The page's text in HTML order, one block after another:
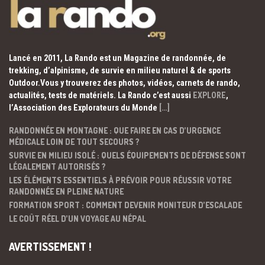
Lancé en 2011, La Rando est un Magazine de randonnée, de
trekking, d’alpinisme, de survie en milieu naturel & de sports
Outdoor.Vous y trouverez des photos, vidéos, carnets de rando,
actualités, tests de matériels. La Rando c’est aussi EXPLORE,
l’Association des Explorateurs du Monde […]
RANDONNÉE EN MONTAGNE : QUE FAIRE EN CAS D’URGENCE
MÉDICALE LOIN DE TOUT SECOURS ?
SURVIE EN MILIEU ISOLÉ : QUELS ÉQUIPEMENTS DE DÉFENSE SONT
LÉGALEMENT AUTORISÉS ?
LES ÉLÉMENTS ESSENTIELS À PRÉVOIR POUR RÉUSSIR VOTRE
RANDONNÉE EN PLEINE NATURE
FORMATION SPORT : COMMENT DEVENIR MONITEUR D’ESCALADE
LE COÛT RÉEL D’UN VOYAGE AU NÉPAL
AVERTISSEMENT !